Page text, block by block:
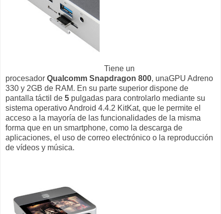
Tiene un
procesador Qualcomm Snapdragon 800, unaGPU Adreno
330 y 2GB de RAM. En su parte superior dispone de
pantalla táctil de 5 pulgadas para controlarlo mediante su
sistema operativo Android 4.4.2 KitKat, que le permite el
acceso a la mayoría de las funcionalidades de la misma
forma que en un smartphone, como la descarga de
aplicaciones, el uso de correo electrónico o la reproducción
de vídeos y música.